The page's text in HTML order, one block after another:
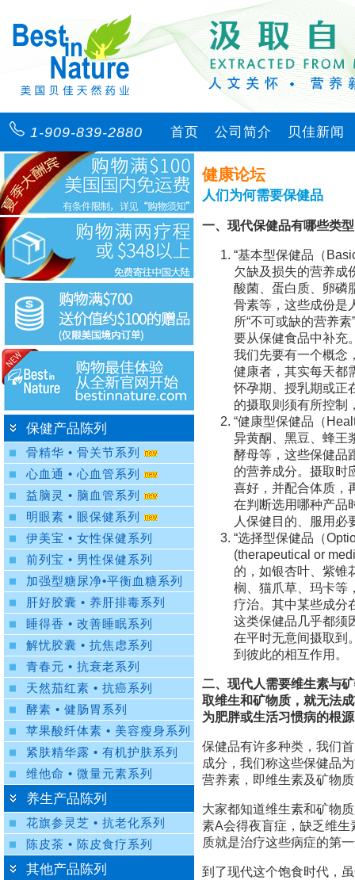
1-909-839-2880 首页 公司简介 贝佳新闻
健康论坛
人们为何需要保健品
一、现代保健品有哪些类
“基本型保健品（
欠缺及损失的营养成
酸菌、蛋白质、卵磷
骨素等，这些成份是
所“不可或缺的营养
要从保健食品中补充
我们先要有一个概念
健康者，其实每天都
怀孕期、授乳期或正
的摄取则须有所控制
“健康型保健品（
异黄酮、黑豆、蜂王
酵母等，这些保健品
的营养成分。摄取时
喜好，并配合体质，
在判断选用哪种产品
人保健目的、服用必
“选择型保健品（
(therapeutical or
的，如银杏叶、紫锥
榈、猫爪草、玛卡等
疗治。其中某些成分
这类保健品几乎都须
在平时无意间摄取到
到彼此的相互作用。
二、现代人需要维生素与
取维生和矿物质，就无法
为肥胖或生活习惯病的根
保健品有许多种类，我们
成分，我们称这些保健品
营养素，即维生素及矿物
大家都知道维生素和矿物
素A会得夜盲症，缺乏维
质就是治疗这些病症的第
到了现代这个饱食时代，
保健产品陈列
骨精华 • 骨关节系列
心血通 • 心血管系列
益脑灵 • 脑血管系列
明眼素 • 眼保健系列
伊美宝 • 女性保健系列
前列宝 • 男性保健系列
加强型糖尿净•平衡血糖系列
肝好胶囊 • 养肝排毒系列
睡得香 • 改善睡眠系列
解忧胶囊 • 抗焦虑系列
青春元 • 抗衰老系列
天然茄红素 • 抗癌系列
酵素 • 健肠胃系列
苹果酸纤体素 • 美容瘦身系列
紧肤精华露 • 有机护肤系列
维他命 • 微量元素系列
养生产品陈列
花旗参灵芝 • 抗老化系列
陈皮茶 • 陈皮食疗系列
其他产品陈列